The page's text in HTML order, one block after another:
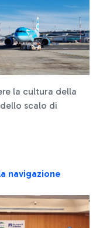
la cultura della
scalo di
navigazione